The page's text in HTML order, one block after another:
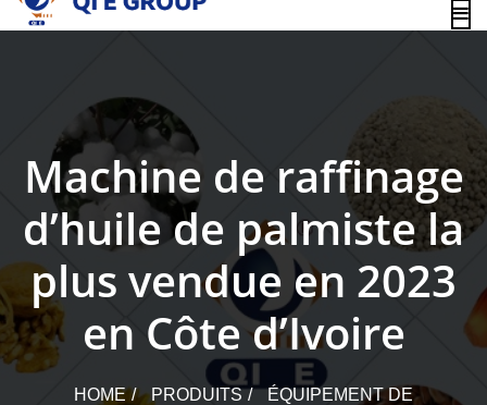
content
Machine de raffinage
d’huile de palmiste la
plus vendue en 2023
en Côte d’Ivoire
HOME PRODUITS
ÉQUIPEMENT DE